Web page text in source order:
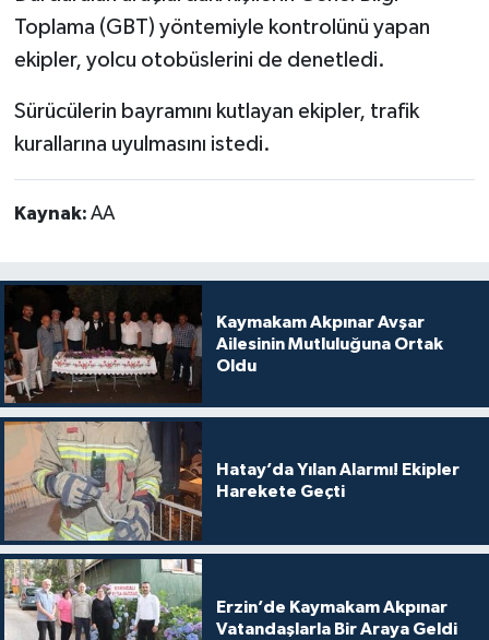
Toplama (GBT) yöntemiyle kontrolünü yapan
ekipler, yolcu otobüslerini de denetledi.
Sürücülerin bayramını kutlayan ekipler, trafik
kurallarına uyulmasını istedi.
Kaynak: AA
Kaymakam Akpınar Avşar
Ailesinin Mutluluğuna Ortak
Oldu
Hatay’da Yılan Alarmı! Ekipler
Harekete Geçti
Erzin’de Kaymakam Akpınar
Vatandaşlarla Bir Araya Geldi